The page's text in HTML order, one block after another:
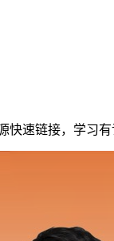
速链接，学习有